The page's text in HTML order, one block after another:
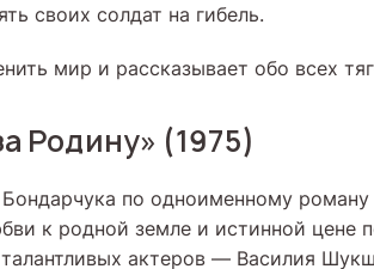
своих солдат на гибель.
мир и рассказывает обо всех
Родину» (1975)
по одноименному
к родной земле и истинной цене
актеров — Василия